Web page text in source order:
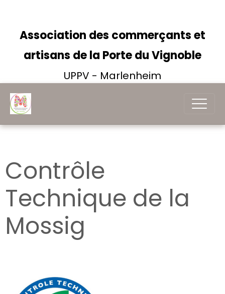
Association des commerçants et
artisans de la Porte du Vignoble
UPPV - Marlenheim
Contrôle
Technique de la
Mossig